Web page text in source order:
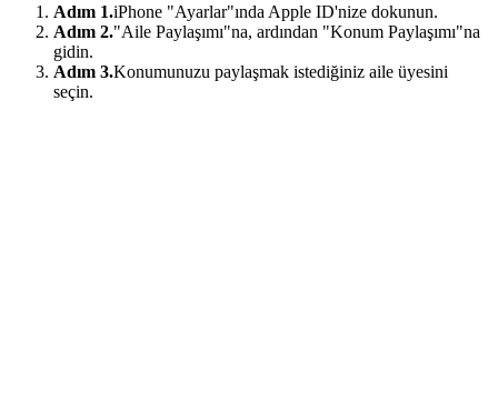
Adım 1.iPhone "Ayarlar"ında Apple ID'nize dokunun.
Adım 2."Aile Paylaşımı"na, ardından "Konum Paylaşımı"na
gidin.
Adım 3.Konumunuzu paylaşmak istediğiniz aile üyesini
seçin.